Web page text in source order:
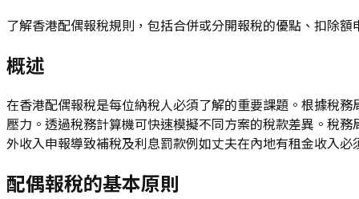
了解香港配偶報稅規則，包括合併或分開報稅的優點、扣除
概述
在香港配偶報稅是每位納稅人必須了解的重要課題。根據稅
壓力。透過稅務計算機可快速模擬不同方案的稅款差異。稅
外收入申報導致補稅及利息罰款例如丈夫在內地有租金收入
配偶報稅的基本原則